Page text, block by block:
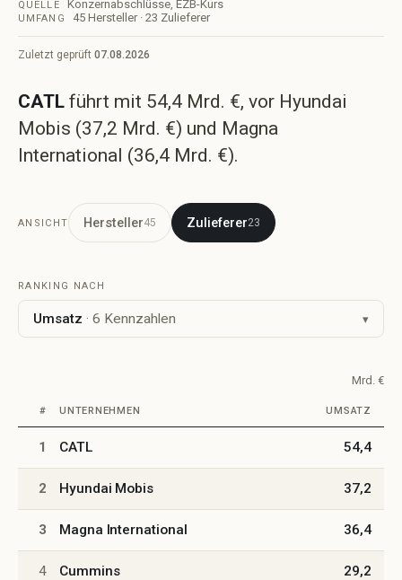
QUELLE Konzernabschlüsse, EZB-Kurs
UMFANG 45 Hersteller · 23 Zulieferer
Zuletzt geprüft 07.08.2026
CATL führt mit 54,4 Mrd. €, vor Hyundai
Mobis (37,2 Mrd. €) und Magna
International (36,4 Mrd. €).
ANSICHT Hersteller45 Zulieferer23
RANKING NACH
Umsatz · 6 Kennzahlen ▾
Mrd. €
Autozulieferer nach Umsatz
# UNTERNEHMEN UMSATZ
1 CATL 54,4
2 Hyundai Mobis 37,2
3 Magna International 36,4
4 Cummins 29,2
Länder und Regionen
Modelle
Meistverkaufte Modelle
Kuratierte Marktanalysen
Glossar
Kennzahlen erklärt
Meine Einordnung, mit Daten belegt